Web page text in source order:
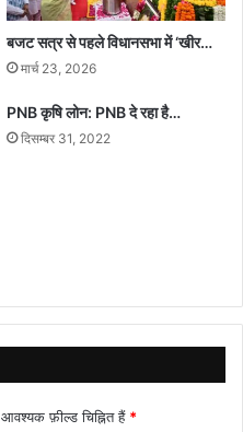
बजट सत्र से पहले विधानसभा में ‘खीर…
मार्च 23, 2026
PNB कृषि लोन: PNB दे रहा है…
दिसम्बर 31, 2022
आवश्यक फ़ील्ड चिह्नित हैं *